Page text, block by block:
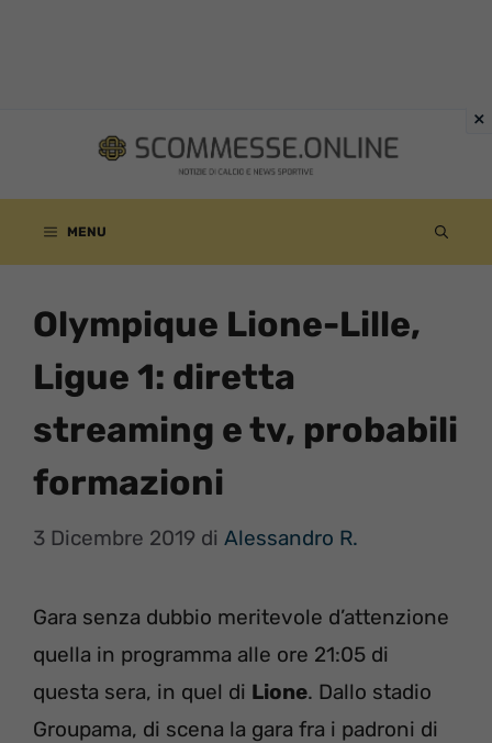
contenuto
MENU
Olympique Lione-Lille,
Ligue 1: diretta
streaming e tv, probabili
formazioni
3 Dicembre 2019 di Alessandro R.
Gara senza dubbio meritevole d’attenzione
quella in programma alle ore 21:05 di
questa sera, in quel di Lione. Dallo stadio
Groupama, di scena la gara fra i padroni di